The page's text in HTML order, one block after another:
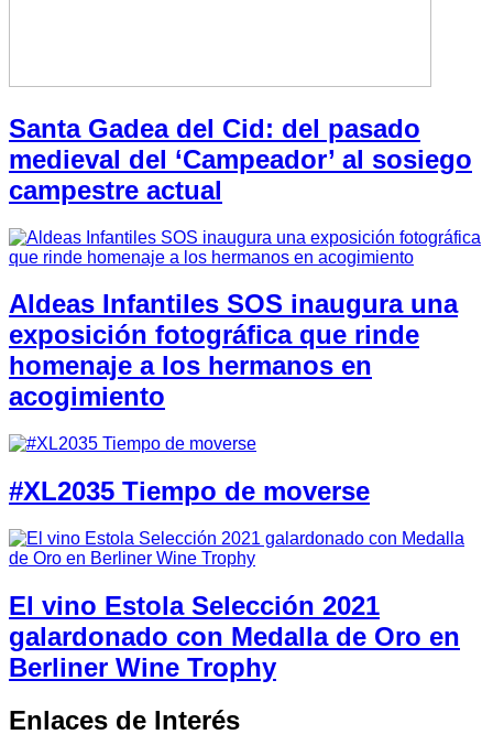
Santa Gadea del Cid: del pasado
medieval del ‘Campeador’ al sosiego
campestre actual
Aldeas Infantiles SOS inaugura una
exposición fotográfica que rinde
homenaje a los hermanos en
acogimiento
#XL2035 Tiempo de moverse
El vino Estola Selección 2021
galardonado con Medalla de Oro en
Berliner Wine Trophy
Enlaces de Interés